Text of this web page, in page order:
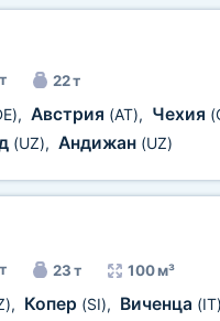
22 т
, Австрия (AT), Чехия
(UZ), Андижан (UZ)
23 т 100 м³
, Копер (SI), Виченца